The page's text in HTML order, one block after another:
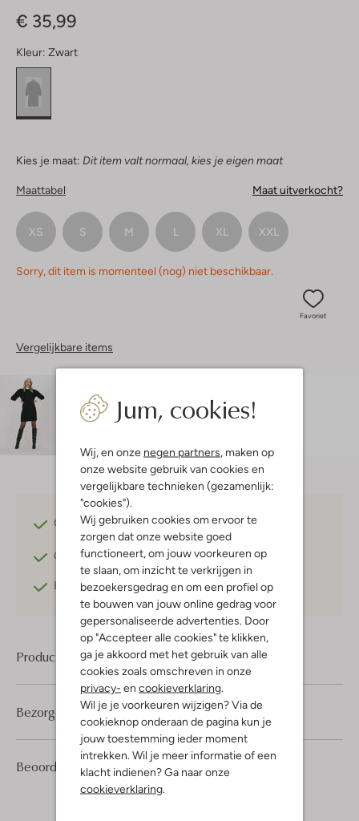
Jum, cookies!
Wij, en onze negen partners , maken op
onze website gebruik van cookies en
vergelijkbare technieken (gezamenlijk:
"cookies").
Wij gebruiken cookies om ervoor te
zorgen dat onze website goed
functioneert, om jouw voorkeuren op
te slaan, om inzicht te verkrijgen in
bezoekersgedrag en om een profiel op
te bouwen van jouw online gedrag voor
gepersonaliseerde advertenties. Door
op "Accepteer alle cookies" te klikken,
ga je akkoord met het gebruik van alle
cookies zoals omschreven in onze
privacy- en cookieverklaring
Wil je je voorkeuren wijzigen? Via de
cookieknop onderaan de pagina kun je
jouw toestemming ieder moment
intrekken. Wil je meer informatie of een
klacht indienen? Ga naar onze
cookieverklaring
€ 35,99
Kleur: Zwart
Kies je maat: Dit item valt normaal, kies je eigen maat
Maattabel Maat uitverkocht?
XS S M L XL XXL
Sorry, dit item is momenteel (nog) niet beschikbaar.
Favoriet
Vergelijkbare items
Doete is 1 meter 76 lang en draagt maat S.
pasvorm is
losvallend
Gratis verzendingvanaf €75,-
Gratis retournerenbinnen 30 dagen*
Betaal achterafmet Klarna
Product informatie
Beoordelingen (1) 5
1
5
Sterren
Bezorgen & retourneren